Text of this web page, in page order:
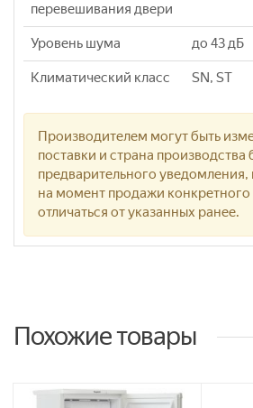
перевешивания двери
Уровень шума до 43 дБ
Климатический класс SN, ST
Производителем могут быть
поставки и страна производства
предварительного уведомления,
на момент продажи конкретного
отличаться от указанных ранее.
Похожие товары